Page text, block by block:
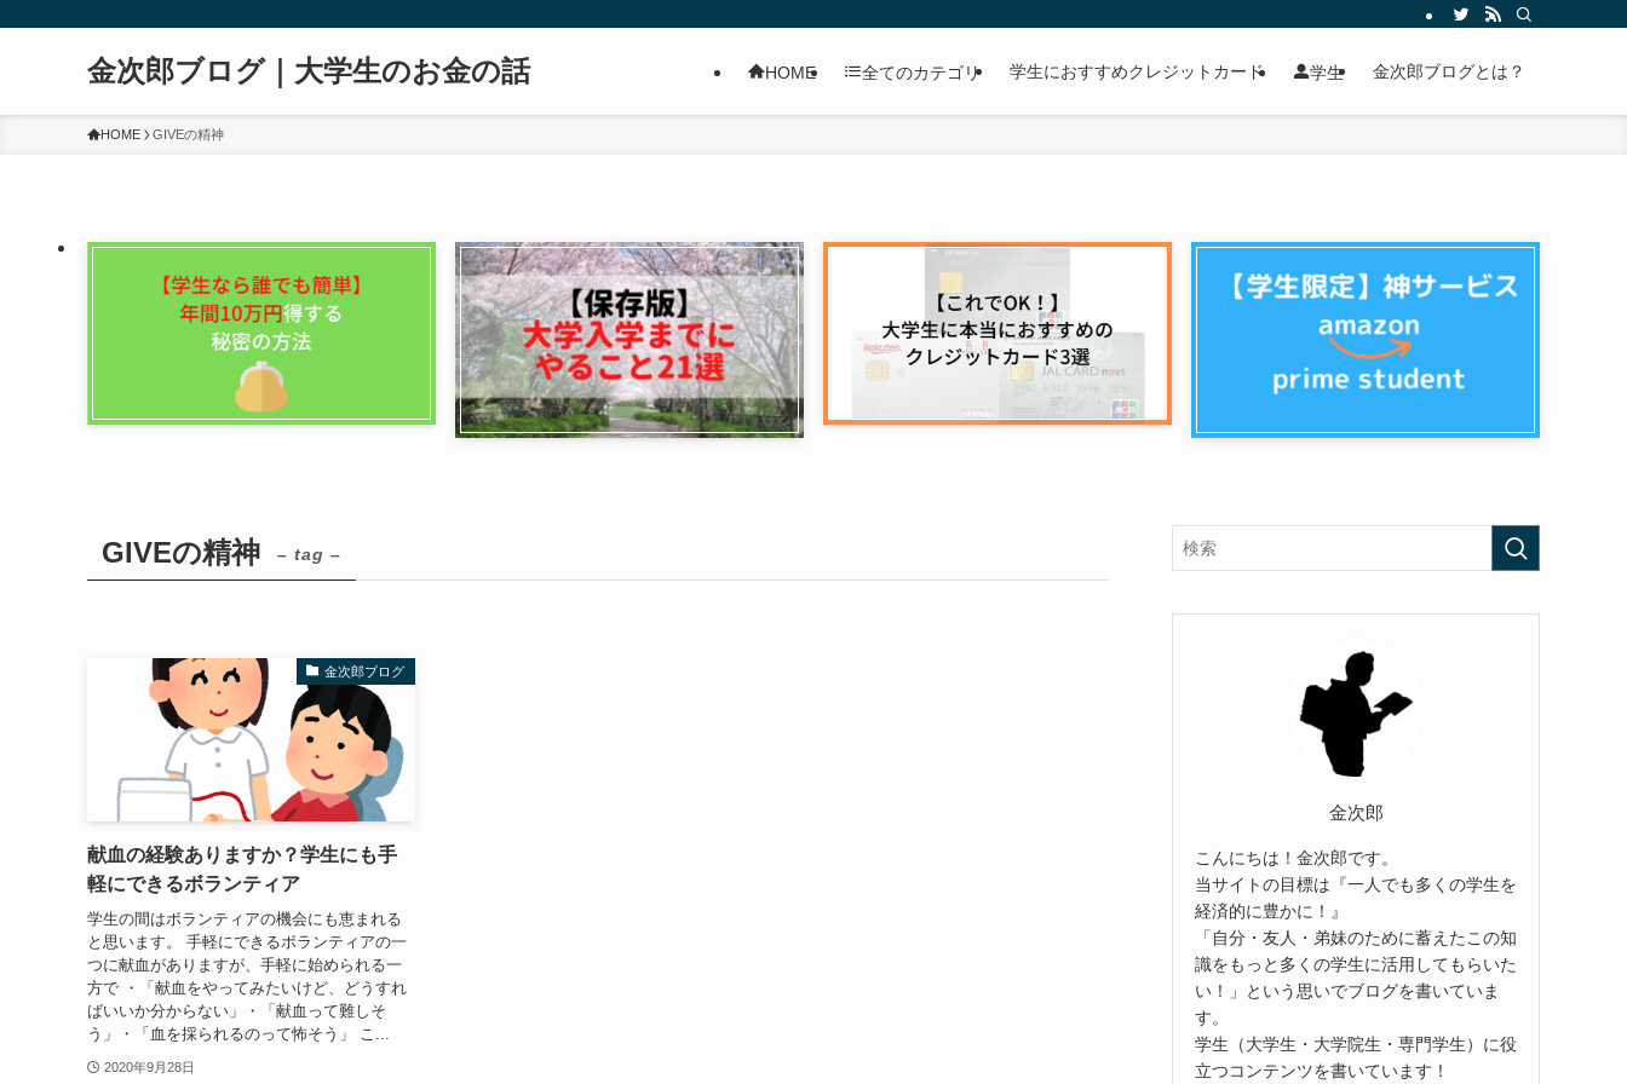
金次郎ブログ｜大学生のお金の話 HOME 全てのカテゴリ 学生におすすめクレジットカード 学生 金次郎ブログとは？
HOME GIVEの精神
GIVEの精神 – tag –
金次郎ブログ
献血の経験ありますか？学生にも手
軽にできるボランティア
学生の間はボランティアの機会にも恵まれる
と思います。 手軽にできるボランティアの一
つに献血がありますが、手軽に始められる一
方で ・「献血をやってみたいけど、どうすれ
ばいいか分からない」・「献血って難しそ
う」・「血を採られるのって怖そう」 こ...
2020年9月28日
金次郎
こんにちは！金次郎です。
当サイトの目標は『一人でも多くの学生を
経済的に豊かに！』
「自分・友人・弟妹のために蓄えたこの知
識をもっと多くの学生に活用してもらいた
い！」という思いでブログを書いていま
す。
学生（大学生・大学院生・専門学生）に役
立つコンテンツを書いています！